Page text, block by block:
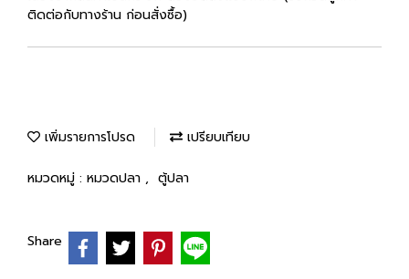
ติดต่อกับทางร้าน ก่อนสั่งซื้อ)
เพิ่มรายการโปรด เปรียบเทียบ
หมวดหมู่ : หมวดปลา , ตู้ปลา
Share